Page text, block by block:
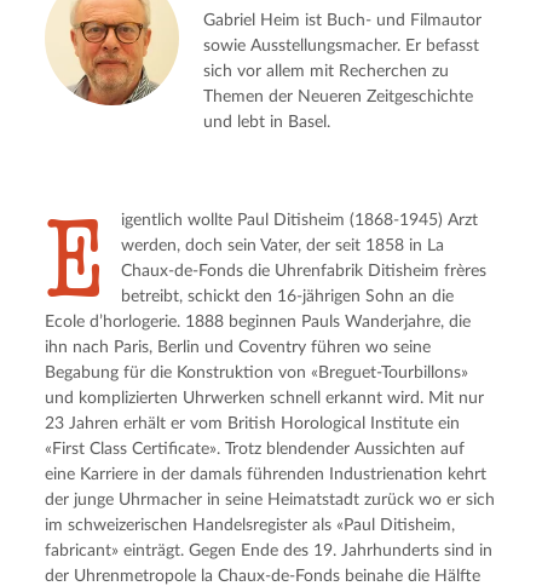
Gabriel Heim ist Buch- und Filmautor
sowie Ausstellungsmacher. Er befasst
sich vor allem mit Recherchen zu
Themen der Neueren Zeitgeschichte
und lebt in Basel.
E
igentlich wollte Paul Ditisheim (1868-1945) Arzt
werden, doch sein Vater, der seit 1858 in La
Chaux-de-Fonds die Uhrenfabrik Ditisheim frères
betreibt, schickt den 16-jährigen Sohn an die
Ecole d’horlogerie. 1888 beginnen Pauls Wanderjahre, die
ihn nach Paris, Berlin und Coventry führen wo seine
Begabung für die Konstruktion von «Breguet-Tourbillons»
und komplizierten Uhrwerken schnell erkannt wird. Mit nur
23 Jahren erhält er vom British Horological Institute ein
«First Class Certificate». Trotz blendender Aussichten auf
eine Karriere in der damals führenden Industrienation kehrt
der junge Uhrmacher in seine Heimatstadt zurück wo er sich
im schweizerischen Handelsregister als «Paul Ditisheim,
fabricant» einträgt. Gegen Ende des 19. Jahrhunderts sind in
der Uhrenmetropole la Chaux-de-Fonds beinahe die Hälfte